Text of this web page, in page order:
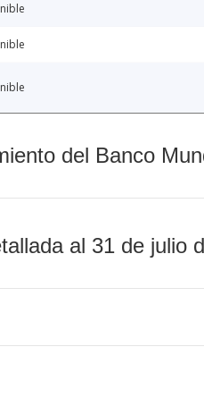
del Banco
al 31 de julio